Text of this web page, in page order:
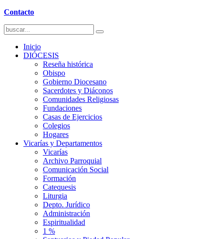
Contacto
Inicio
DIÓCESIS
Reseña histórica
Obispo
Gobierno Diocesano
Sacerdotes y Diáconos
Comunidades Religiosas
Fundaciones
Casas de Ejercicios
Colegios
Hogares
Vicarías y Departamentos
Vicarías
Archivo Parroquial
Comunicación Social
Formación
Catequesis
Liturgia
Depto. Jurídico
Administración
Espiritualidad
1 %